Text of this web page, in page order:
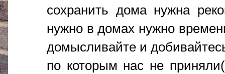
сохранить дома нужна
нужно в домах нужно
домысливайте и
по которым нас не